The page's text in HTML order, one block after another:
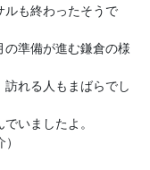
ルも終わったそうで
準備が進む鎌倉の様
れる人もまばらでし
いましたよ。